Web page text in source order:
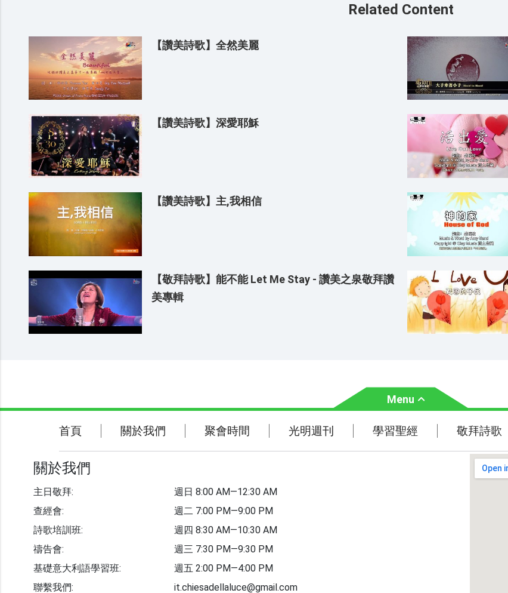
Related Content
【讚美詩歌】全然美麗
【讚美詩歌】深愛耶穌
【讚美詩歌】主,我相信
【敬拜詩歌】能不能 Let Me Stay - 讚美之泉敬拜讚
美專輯
Menu
關於我們
聯繫我們
聚會時間 光明週刊 學習聖經
主題經文
首頁 關於我們 聚會時間 光明週刊 學習聖經 敬拜詩歌
關於我們
主日敬拜:
查經會:
詩歌培訓班:
禱告會:
基礎意大利語學習班:
聯繫我們:
週日 8:00 AM—12:30 AM
週二 7:00 PM—9:00 PM
週四 8:30 AM—10:30 AM
週三 7:30 PM—9:30 PM
週五 2:00 PM—4:00 PM
it.chiesadellaluce@gmail.com